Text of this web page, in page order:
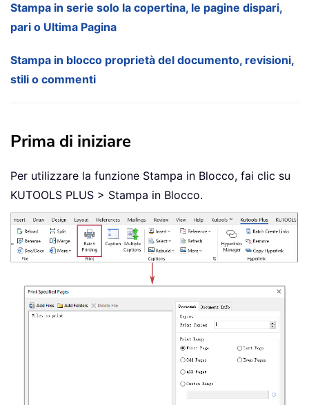
Stampa in serie solo la copertina, le pagine dispari,
pari o Ultima Pagina
Stampa in blocco proprietà del documento, revisioni,
stili o commenti
Prima di iniziare
Per utilizzare la funzione Stampa in Blocco, fai clic su
KUTOOLS PLUS > Stampa in Blocco.